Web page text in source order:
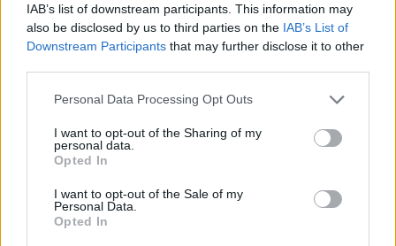
IAB’s list of downstream participants. This information may
also be disclosed by us to third parties on the IAB’s List of
Downstream Participants that may further disclose it to other
Personal Data Processing Opt Outs
I want to opt-out of the Sharing of my
personal data.
Opted In
I want to opt-out of the Sale of my
Personal Data.
Opted In